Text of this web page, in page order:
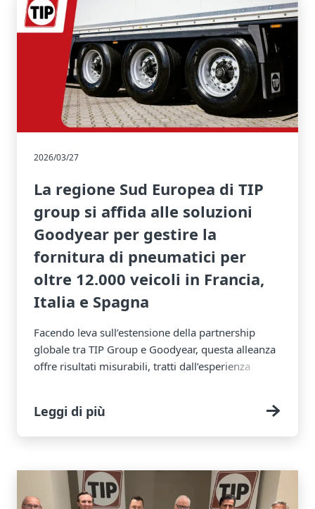
2026/03/27
La regione Sud Europea di TIP
group si affida alle soluzioni
Goodyear per gestire la
fornitura di pneumatici per
oltre 12.000 veicoli in Francia,
Italia e Spagna
Facendo leva sull’estensione della partnership
globale tra TIP Group e Goodyear, questa alleanza
offre risultati misurabili, tratti dall’esperienza
volume di veicoli e di revisione, l'Italia è un
modello di operazioni scalabili ed efficienti per
Leggi di più